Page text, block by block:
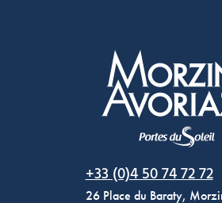
+33 (0)4 50 74 72 72
26 Place du Baraty,